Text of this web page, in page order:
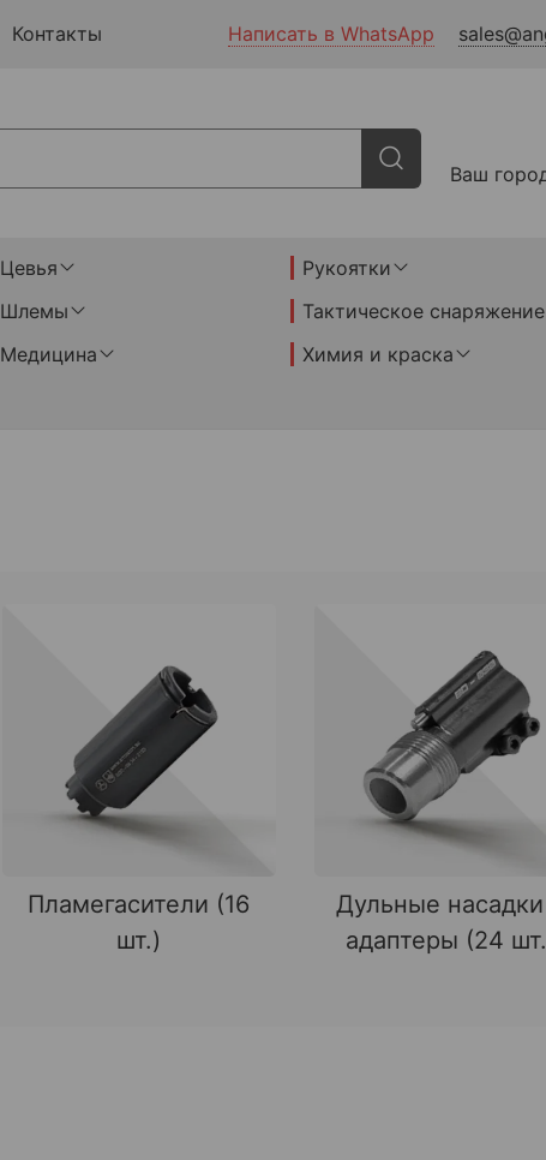
Контакты Написать в WhatsApp
Ваш
Цевья Рукоятки
Шлемы Тактическое снаряжение
Медицина Химия и краска
Пламегасители (16
шт.)
Дульные
адаптеры (24